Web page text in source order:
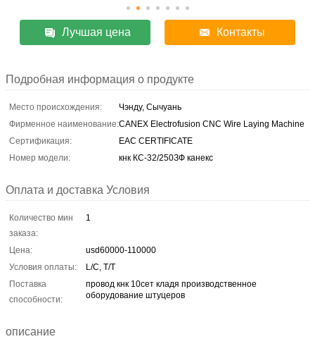
Лучшая цена Контакты
Подробная информация о продукте
Место происхождения:
Чэнду, Сычуань
Фирменное наименование:CANEX Electrofusion CNC Wire Laying Machine
Сертификация:
EAC CERTIFICATE
Номер модели:
кнк КС-32/250ЗФ канекс
Оплата и доставка Условия
Количество мин
заказа:
1
Цена:
usd60000-110000
Условия оплаты:
L/C, T/T
Поставка
способности:
провод кнк 10сет кладя производственное
оборудование штуцеров
описание